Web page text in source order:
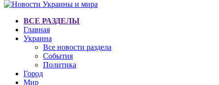
ВСЕ РАЗДЕЛЫ
Главная
Украина
Все новости раздела
События
Политика
Город
Мир